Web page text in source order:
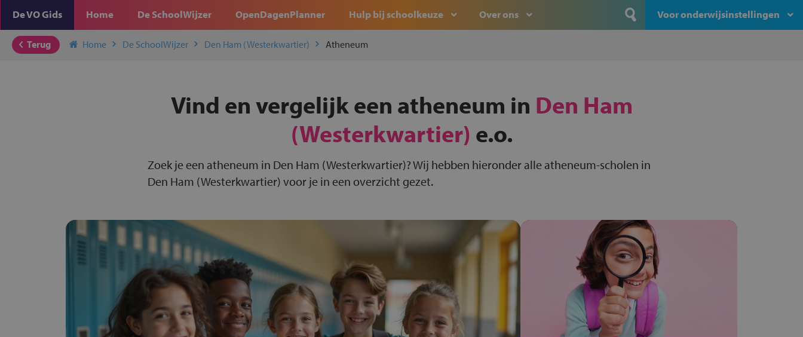
De VO Gids Home De SchoolWijzer OpenDagenPlanner Hulp bij schoolkeuze Over ons Voor onderwijsinstellingen
Terug Home De SchoolWijzer Den Ham (Westerkwartier) Atheneum
Vind en vergelijk een atheneum in Den Ham
(Westerkwartier) e.o.
Zoek je een atheneum in Den Ham (Westerkwartier)? Wij hebben hieronder alle atheneum-scholen in
Den Ham (Westerkwartier) voor je in een overzicht gezet.